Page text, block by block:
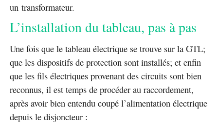
un transformateur.
L’installation du tableau, pas à pas
Une fois que le tableau électrique se trouve sur la GTL;
que les dispositifs de protection sont installés; et enfin
que les fils électriques provenant des circuits sont bien
reconnus, il est temps de procéder au raccordement,
après avoir bien entendu coupé l’alimentation électrique
depuis le disjoncteur :